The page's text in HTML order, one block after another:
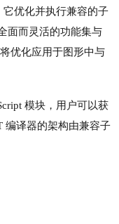
它优化并执行兼容的子
面而灵活的功能集与
优化应用于图形中与
模块，用户可以获
编译器的架构由兼容子